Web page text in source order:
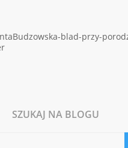
SZUKAJ NA BLOGU